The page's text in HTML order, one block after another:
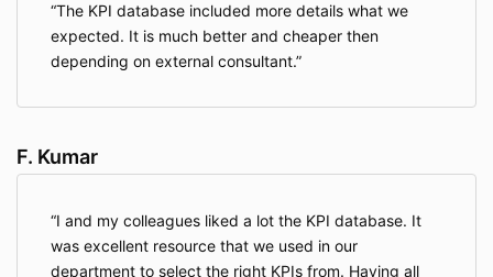
The KPI database included more details what we
expected. It is much better and cheaper then
depending on external consultant.
F. Kumar
I and my colleagues liked a lot the KPI database. It
was excellent resource that we used in our
department to select the right KPIs from. Having all